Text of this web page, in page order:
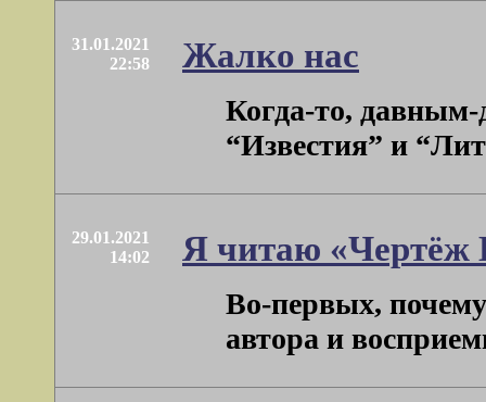
31.01.2021
22:58
Жалко нас
Когда-то, давным-
“Известия” и
29.01.2021
14:02
Я читаю «Чертёж
Во-первых,
автора и